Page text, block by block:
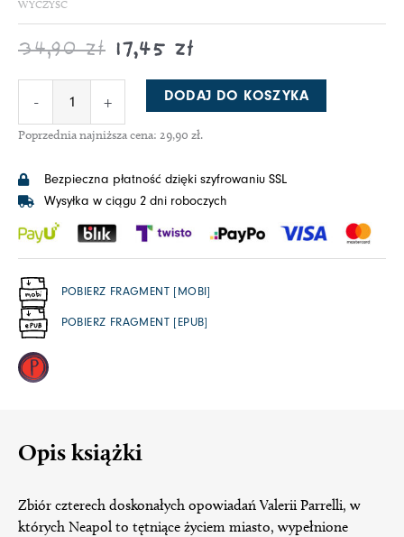
WYCZYŚĆ
34,90zł 17,45 zł
- + DODAJ DO KOSZYKA
Poprzednia najniższa cena: 29,90 zł.
Bezpieczna płatność dzięki szyfrowaniu SSL
Wysyłka w ciągu 2 dni roboczych
POBIERZ FRAGMENT [MOBI]
POBIERZ FRAGMENT [EPUB]
Opis książki
Zbiór czterech doskonałych opowiadań Valerii Parrelli, w
których Neapol to tętniące życiem miasto, wypełnione